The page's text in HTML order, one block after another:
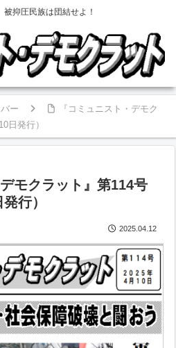
被抑圧民族は団結せよ！
ー
『コミュニスト・デモク
日発行）
モクラット』第114号
行）
2025.04.12